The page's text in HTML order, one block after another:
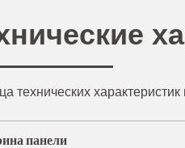
технических
панели